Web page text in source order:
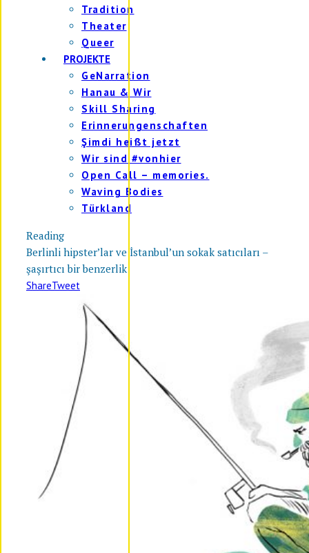
Tradition
Theater
Queer
PROJEKTE
GeNarration
Hanau & Wir
Skill Sharing
Erinnerungenschaften
Şimdi heißt jetzt
Wir sind #vonhier
Open Call – memories.
Waving Bodies
Türkland
Reading
Berlinli hipster’lar ve İstanbul’un sokak satıcıları –
şaşırtıcı bir benzerlik
ShareTweet